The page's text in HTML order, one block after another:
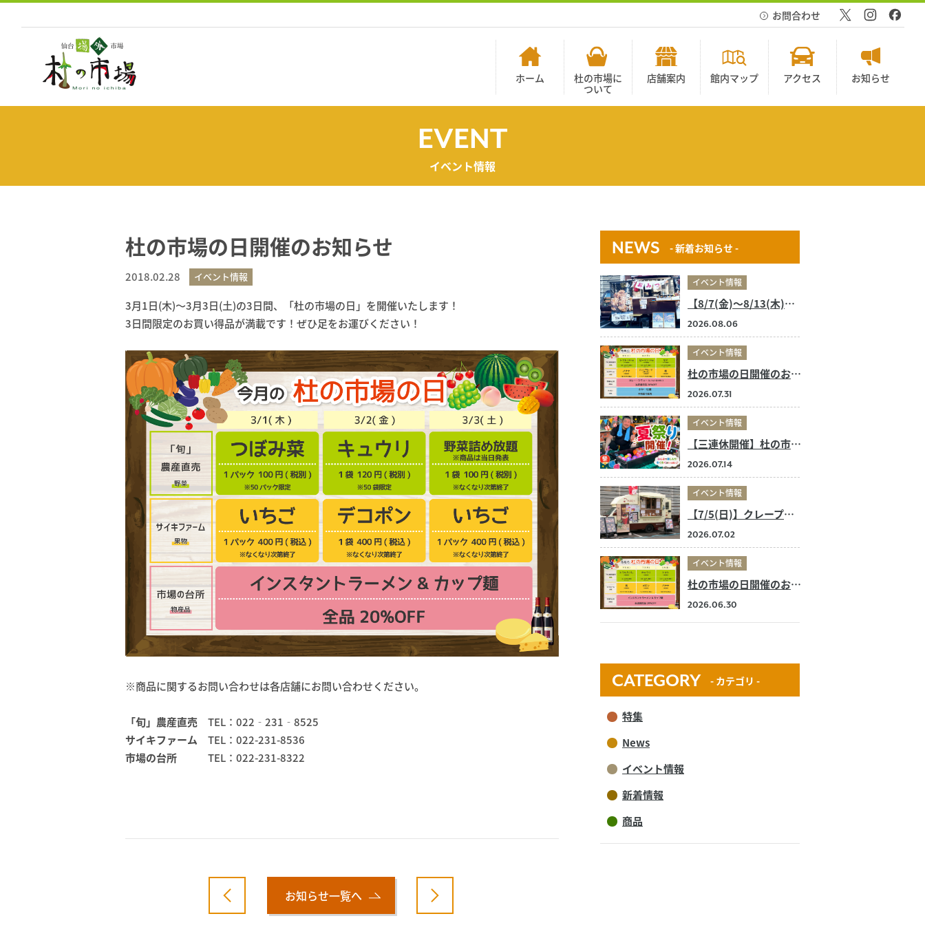
ス
ホーム
杜の市場に
ついて
店舗案内 館内マップ アクセス お知らせ
お問合わせ
EVENT
イベント情報
杜の市場の日開催のお知らせ
2018.02.28 イベント情報
3月1日(木)～3月3日(土)の3日間、「杜の市場の日」を開催いたします！
3日間限定のお買い得品が満載です！ぜひ足をお運びください！
※商品に関するお問い合わせは各店舗にお問い合わせください。
「旬」農産直売 TEL：022‐231‐8525
サイキファーム TEL：022-231-8536
市場の台所 TEL：022-231-8322
お知らせ一覧へ
NEWS - 新着お知らせ -
イベント情報
【8/7(金)〜8/13(木)】キッチンカー出店のお知らせ
2026.08.06
イベント情報
杜の市場の日開催のお知らせ
2026.07.31
イベント情報
【三連休開催】杜の市場の夏祭り！
2026.07.14
イベント情報
【7/5(日)】クレープ店キッチンカー 出店のお知らせ
2026.07.02
イベント情報
杜の市場の日開催のお知らせ
2026.06.30
CATEGORY - カテゴリ -
特集
News
イベント情報
新着情報
商品